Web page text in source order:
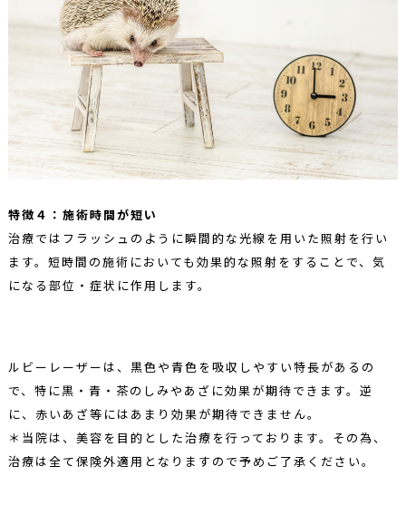
特徴４：施術時間が短い
治療ではフラッシュのように瞬間的な光線を用いた照射を行い
ます。短時間の施術においても効果的な照射をすることで、気
になる部位・症状に作用します。
ルビーレーザーは、黒色や青色を吸収しやすい特長があるの
で、特に黒・青・茶のしみやあざに効果が期待できます。逆
に、赤いあざ等にはあまり効果が期待できません。
＊当院は、美容を目的とした治療を行っております。その為、
治療は全て保険外適用となりますので予めご了承ください。